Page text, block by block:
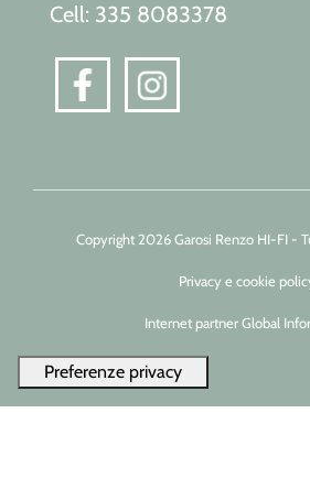
Cell: 335 8083378
Copyright 2026 Garosi Renzo HI-FI -
Privacy e cookie
Internet partner Global